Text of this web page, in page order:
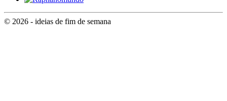
© 2026 - ideias de fim de semana